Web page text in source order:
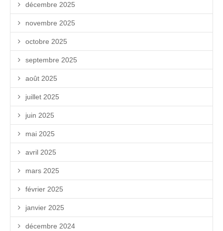
décembre 2025
novembre 2025
octobre 2025
septembre 2025
août 2025
juillet 2025
juin 2025
mai 2025
avril 2025
mars 2025
février 2025
janvier 2025
décembre 2024